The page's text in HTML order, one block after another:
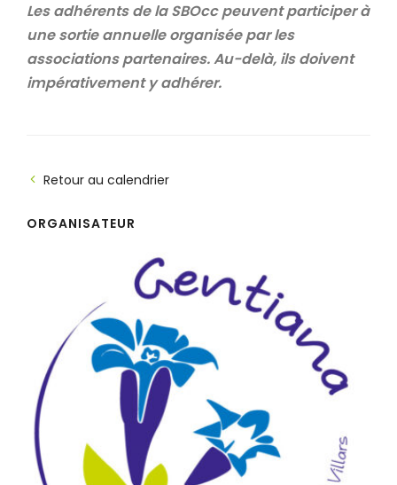
Les adhérents de la SBOcc peuvent participer à
une sortie annuelle organisée par les
associations partenaires. Au-delà, ils doivent
impérativement y adhérer.
Retour au calendrier
ORGANISATEUR